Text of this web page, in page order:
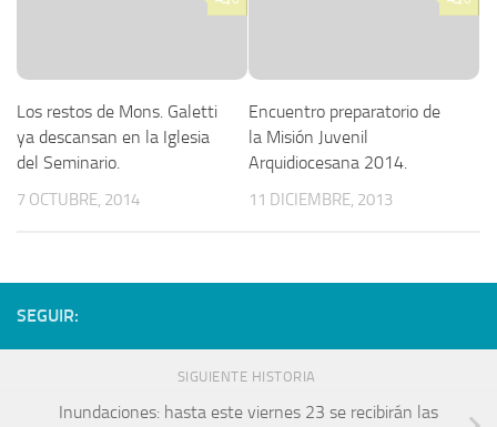
Los restos de Mons. Galetti
ya descansan en la Iglesia
del Seminario.
7 OCTUBRE, 2014
Encuentro preparatorio de
la Misión Juvenil
Arquidiocesana 2014.
11 DICIEMBRE, 2013
SEGUIR:
SIGUIENTE HISTORIA
Inundaciones: hasta este viernes 23 se recibirán las